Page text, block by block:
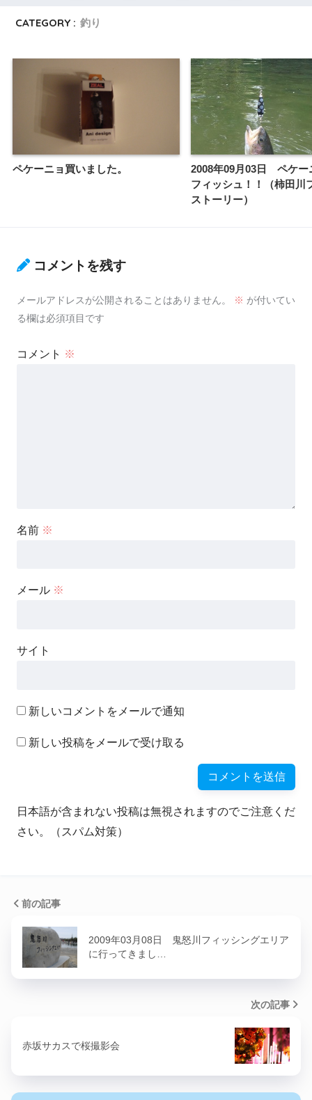
CATEGORY : 釣り
ペケーニョ買いました。
2008年09月03日 ペケー
フィッシュ！！（柿田川
ストーリー）
コメントを残す
メールアドレスが公開されることはありません。 ※ が付いてい
る欄は必須項目です
コメント ※
名前 ※
メール ※
サイト
新しいコメントをメールで通知
新しい投稿をメールで受け取る
日本語が含まれない投稿は無視されますのでご注意くだ
さい。（スパム対策）
前の記事
2009年03月08日 鬼怒川フィッシングエリア
に行ってきまし…
次の記事
赤坂サカスで桜撮影会